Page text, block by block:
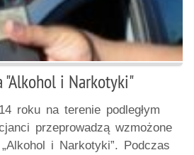
"Alkohol i Narkotyki"
roku na terenie podległym
przeprowadzą wzmożone
i Narkotyki”. Podczas